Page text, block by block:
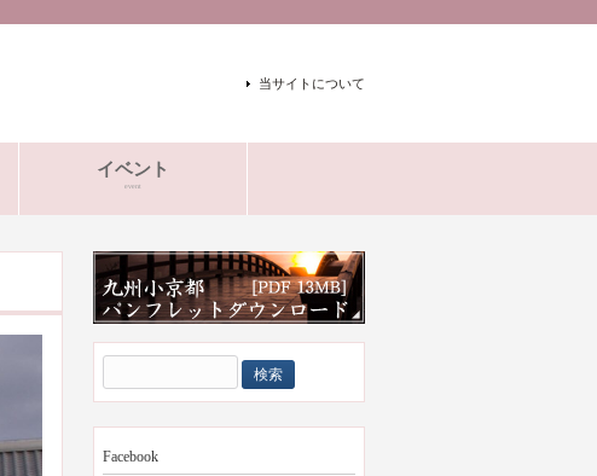
当サイトについて
イベント
event
索:
Facebook